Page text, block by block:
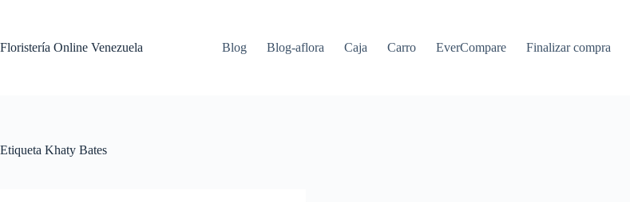
Floristería Online Venezuela Blog Blog-aflora Caja Carro EverCompare Finalizar compra
Etiqueta Khaty Bates